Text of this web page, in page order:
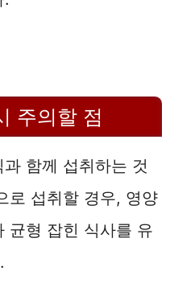
주의할 점
함께 섭취하는 것
로 섭취할 경우, 영양
균형 잡힌 식사를 유